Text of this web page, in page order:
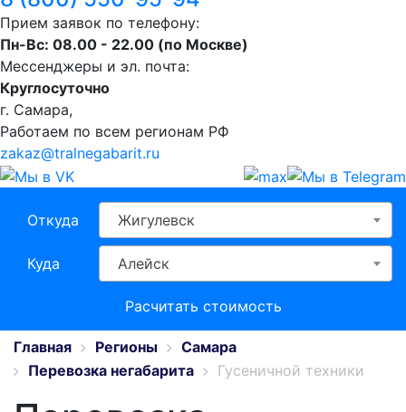
Прием заявок по телефону:
Пн-Вс: 08.00 - 22.00 (по Москве)
Мессенджеры и эл. почта:
Круглосуточно
г. Самара,
Работаем по всем регионам РФ
zakaz@tralnegabarit.ru
Откуда Жигулевск
Куда Алейск
Расчитать стоимость
Главная Регионы
Самара
Перевозка негабарита
Гусеничной техники